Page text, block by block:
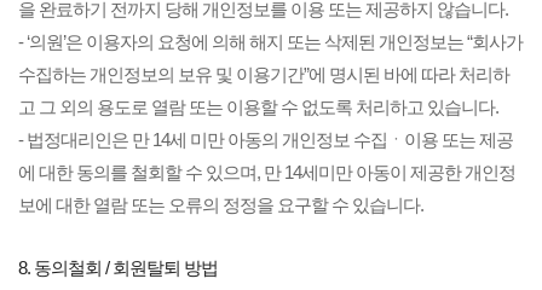
을 완료하기 전까지 당해 개인정보를 이용 또는 제공하지 않습니다.
- ‘의원’은 이용자의 요청에 의해 해지 또는 삭제된 개인정보는 “회사가
수집하는 개인정보의 보유 및 이용기간”에 명시된 바에 따라 처리하
고 그 외의 용도로 열람 또는 이용할 수 없도록 처리하고 있습니다.
- 법정대리인은 만 14세 미만 아동의 개인정보 수집ㆍ이용 또는 제공
에 대한 동의를 철회할 수 있으며, 만 14세미만 아동이 제공한 개인정
보에 대한 열람 또는 오류의 정정을 요구할 수 있습니다.
8. 동의철회 / 회원탈퇴 방법